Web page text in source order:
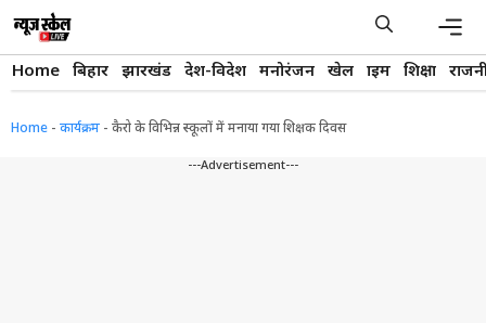
content
Home बिहार झारखंड देश-विदेश मनोरंजन खेल क्राइम शिक्षा
Home - कार्यक्रम - कैरो के विभिन्न स्कूलों में मनाया गया शिक्षक दिवस
---Advertisement---